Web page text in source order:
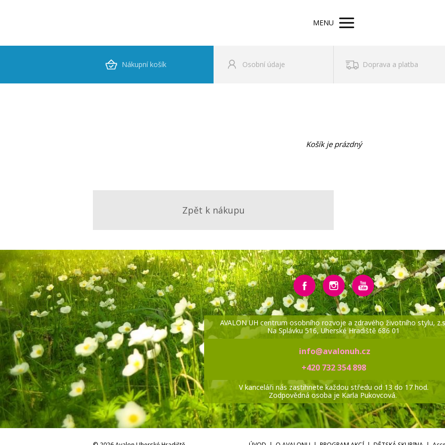
MENU
Nákupní košík Osobní údaje Doprava a platba
Košík je prázdný
Zpět k nákupu
AVALON UH centrum osobního rozvoje a zdravého životního stylu,
Na Splávku 516, Uherské Hradiště 686 01
info@avalonuh.cz
+420 732 354 898
V kanceláři nás zastihnete každou středu od 13 do 17 hod.
Zodpovědná osoba je Karla Pukovcová.